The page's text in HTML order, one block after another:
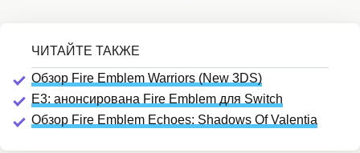
Обзор Fire Emblem Warriors (New 3DS)
E3: анонсирована Fire Emblem для Switch
Обзор Fire Emblem Echoes: Shadows Of Valentia